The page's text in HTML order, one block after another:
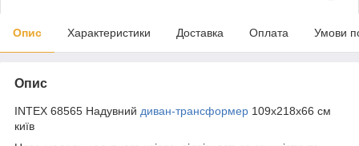
Опис Характеристики Доставка Оплата Умови
Опис
INTEX 68565 Надувний диван-трансформер 109х218х66 см
київ